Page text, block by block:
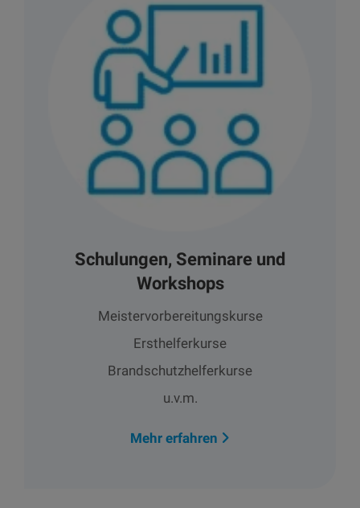
Schulungen, Seminare und
Workshops
Meistervorbereitungskurse
Ersthelferkurse
Brandschutzhelferkurse
u.v.m.
Mehr erfahren